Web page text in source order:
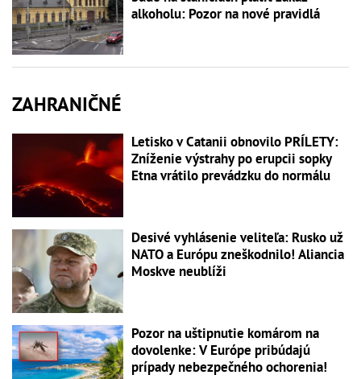
alkoholu: Pozor na nové pravidlá
ZAHRANIČNÉ
Letisko v Catanii obnovilo PRÍLETY:
Zníženie výstrahy po erupcii sopky
Etna vrátilo prevádzku do normálu
Desivé vyhlásenie veliteľa: Rusko už
NATO a Európu zneškodnilo! Aliancia
Moskve neublíži
Pozor na uštipnutie komárom na
dovolenke: V Európe pribúdajú
prípady nebezpečného ochorenia!